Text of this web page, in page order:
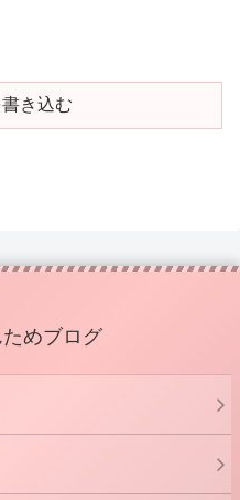
き込む
めブログ